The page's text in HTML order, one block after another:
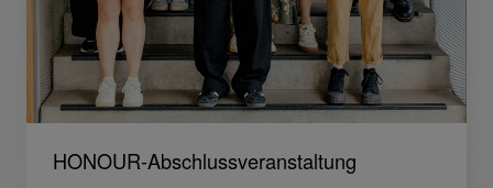
HONOUR-Abschlussveranstaltung